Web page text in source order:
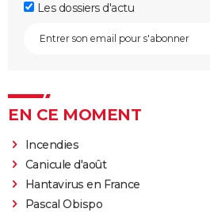
Les dossiers d'actu
EN CE MOMENT
Incendies
Canicule d'août
Hantavirus en France
Pascal Obispo